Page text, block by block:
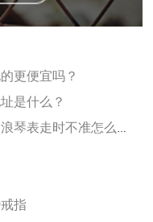
更便宜吗？
是什么？
表走时不准怎么办？
指